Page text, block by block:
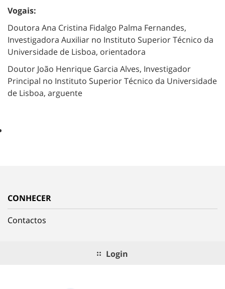
Vogais:
Doutora Ana Cristina Fidalgo Palma Fernandes,
Investigadora Auxiliar no Instituto Superior Técnico da
Universidade de Lisboa, orientadora
Doutor João Henrique Garcia Alves, Investigador
Principal no Instituto Superior Técnico da Universidade
de Lisboa, arguente
CONHECER
Contactos
Login